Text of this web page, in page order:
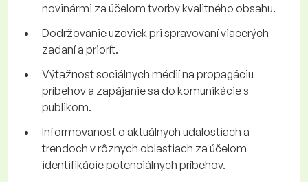
novinármi za účelom tvorby kvalitného obsahu.
Dodržovanie uzoviek pri spravovaní viacerých
zadaní a priorít.
Výťažnosť sociálnych médií na propagáciu
príbehov a zapájanie sa do komunikácie s
publikom.
Informovanosť o aktuálnych udalostiach a
trendoch v rôznych oblastiach za účelom
identifikácie potenciálnych príbehov.